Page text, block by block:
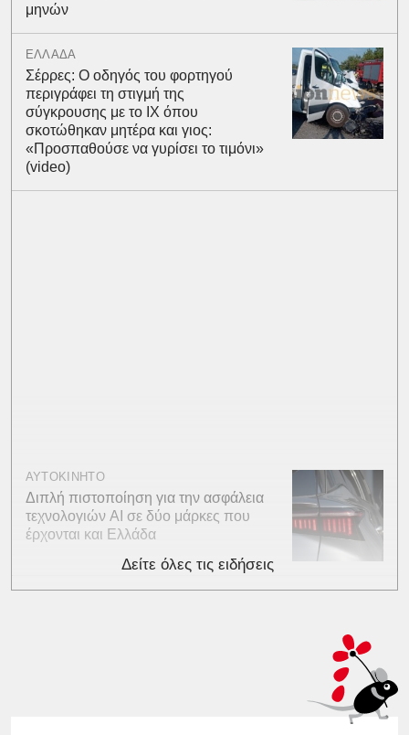
μηνών
ΕΛΛΑΔΑ
Σέρρες: Ο οδηγός του φορτηγού
περιγράφει τη στιγμή της
σύγκρουσης με το ΙΧ όπου
σκοτώθηκαν μητέρα και γιος:
«Προσπαθούσε να γυρίσει το τιμόνι»
(video)
ΑΥΤΟΚΙΝΗΤΟ
Διπλή πιστοποίηση για την ασφάλεια
τεχνολογιών AI σε δύο μάρκες που
έρχονται και Ελλάδα
Δείτε όλες τις ειδήσεις